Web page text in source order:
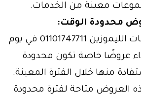
معينة من الخدمات.
غالبًا ما تقدم شركات الليموزين 01101747711 في يوم
عروضًا خاصة تكون محدودة
منها خلال الفترة المعينة.
العروض متاحة لفترة محدودة